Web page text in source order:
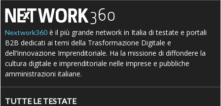
Nextwork360 è il più grande network in Italia di testate e portali
B2B dedicati ai temi della Trasformazione Digitale e
dell’Innovazione Imprenditoriale. Ha la missione di diffondere la
cultura digitale e imprenditoriale nelle imprese e pubbliche
amministrazioni italiane.
TUTTE LE TESTATE